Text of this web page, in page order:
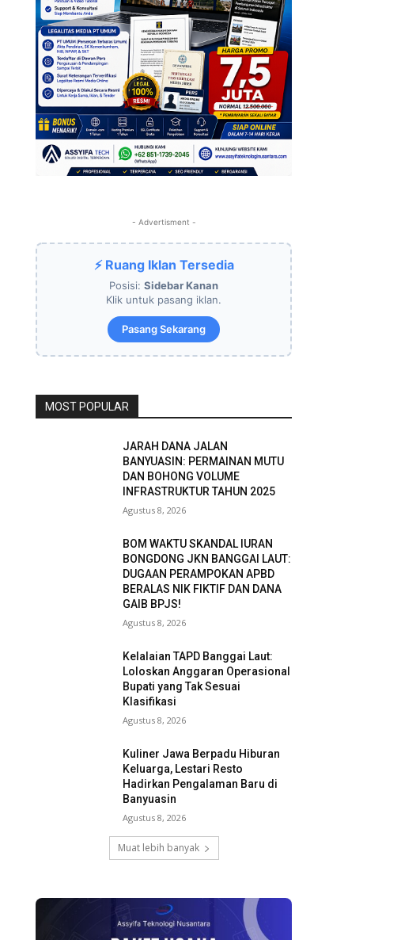
- Advertisment -
⚡ Ruang Iklan Tersedia
Posisi: Sidebar Kanan
Klik untuk pasang iklan.
Pasang Sekarang
MOST POPULAR
JARAH DANA JALAN
BANYUASIN: PERMAINAN MUTU
DAN BOHONG VOLUME
INFRASTRUKTUR TAHUN 2025
Agustus 8, 2026
BOM WAKTU SKANDAL IURAN
BONGDONG JKN BANGGAI LAUT:
DUGAAN PERAMPOKAN APBD
BERALAS NIK FIKTIF DAN DANA
GAIB BPJS!
Agustus 8, 2026
Kelalaian TAPD Banggai Laut:
Loloskan Anggaran Operasional
Bupati yang Tak Sesuai
Klasifikasi
Agustus 8, 2026
Kuliner Jawa Berpadu Hiburan
Keluarga, Lestari Resto
Hadirkan Pengalaman Baru di
Banyuasin
Agustus 8, 2026
Muat lebih banyak